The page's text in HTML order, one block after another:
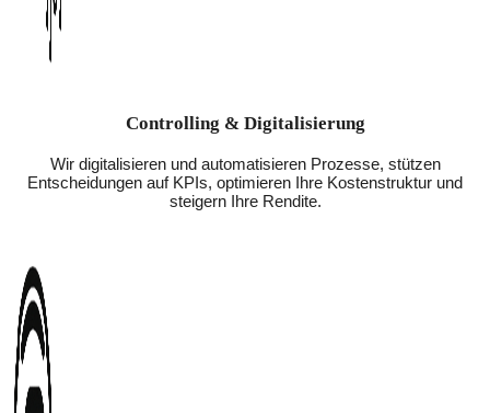
Controlling & Digitalisierung
Wir digitalisieren und automatisieren Prozesse, stützen
Entscheidungen auf KPIs, optimieren Ihre Kostenstruktur und
steigern Ihre Rendite.